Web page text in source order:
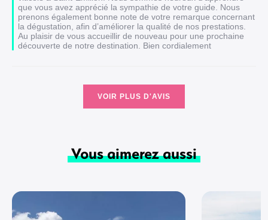
que vous avez apprécié la sympathie de votre guide. Nous
prenons également bonne note de votre remarque concernant
la dégustation, afin d’améliorer la qualité de nos prestations.
Au plaisir de vous accueillir de nouveau pour une prochaine
découverte de notre destination. Bien cordialement
VOIR PLUS D'AVIS
Vous aimerez aussi